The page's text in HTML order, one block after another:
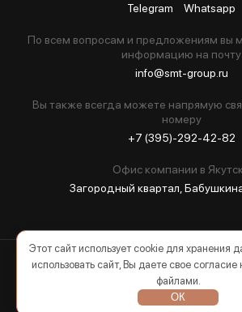
Telegram Whatsapp
По всем вопросам и предложениям вы
информацию на почту
info@smt-group.ru
Вы также всегда можете напрямую
номеру
+7 (395)-292-42-82
Офис компании в
Загородный квартал,
2026 © Все права
Этот сайт использует cookie для хранения
использовать сайт, Вы даете свое согласие
файлами.
ОК